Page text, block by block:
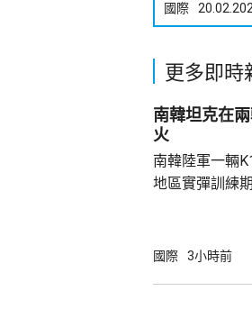
國際
更多即時
南韓坦克在
火
南韓陸軍一輛
地區實彈訓練
甲旅，上午完
國際 3小時前